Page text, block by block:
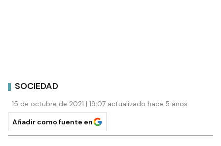
SOCIEDAD
15 de octubre de 2021 | 19:07 actualizado hace 5 años
Añadir como fuente en